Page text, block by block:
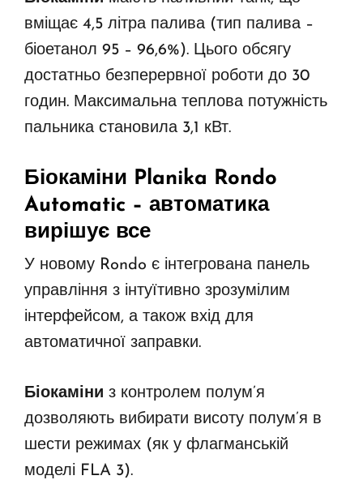
вміщає 4,5 літра палива (тип палива –
біоетанол 95 – 96,6%). Цього обсягу
достатньо безперервної роботи до 30
годин. Максимальна теплова потужність
пальника становила 3,1 кВт.
Біокаміни Planika Rondo
Automatic – автоматика
вирішує все
У новому Rondo є інтегрована панель
управління з інтуїтивно зрозумілим
інтерфейсом, а також вхід для
автоматичної заправки.
Біокаміни з контролем полум’я
дозволяють вибирати висоту полум’я в
шести режимах (як у флагманській
моделі FLA 3).